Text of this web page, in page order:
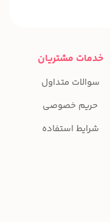
خدمات مشتریان
سوالات متداول
حریم خصوصی
شرایط استفاده